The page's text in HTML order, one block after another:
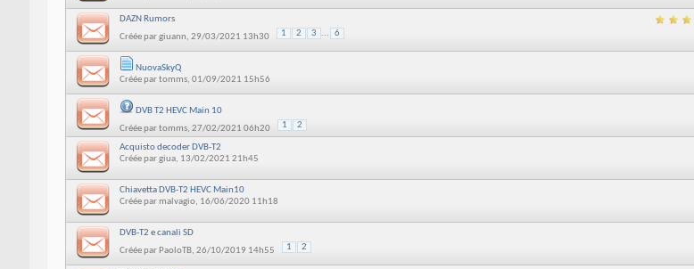
DAZN Rumors
Créée pargiuann, 29/03/2021 13h30 1 2 3 ... 6
NuovaSkyQ
Créée partomms, 01/09/2021 15h56
DVB T2 HEVC Main 10
Créée partomms, 27/02/2021 06h20 1 2
Acquisto decoder DVB-T2
Créée pargiua, 13/02/2021 21h45
Chiavetta DVB-T2 HEVC Main10
Créée parmalvagio, 16/06/2020 11h18
DVB-T2 e canali SD
Créée par PaoloTB, 26/10/2019 14h55 1 2